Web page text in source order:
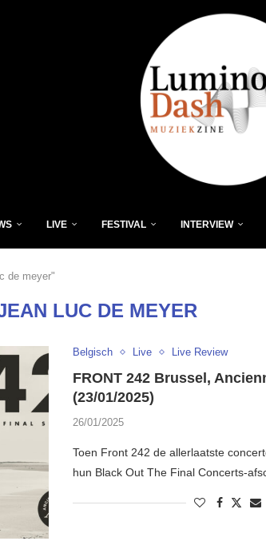
LIVE FESTIVAL INTERVIEW
de meyer"
LUC DE MEYER
Belgisch Live Live Review
FRONT 242 Brussel,
(23/01/2025)
26/01/2025
Toen Front 242 de allerlaatste
hun Black Out The Final Concerts-